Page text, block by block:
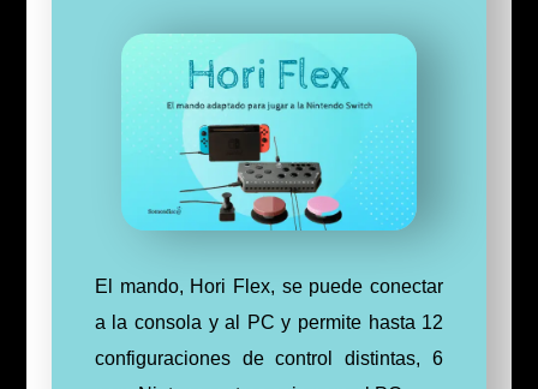
El mando, Hori Flex, se puede conectar
a la consola y al PC y permite hasta 12
configuraciones de control distintas, 6